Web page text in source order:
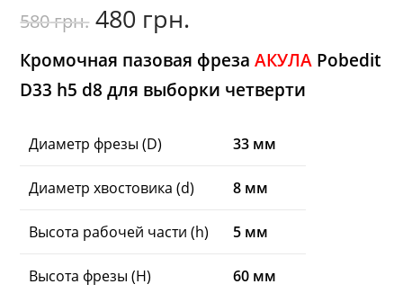
580грн. Первоначальная
цена
составляла
480 грн.
Кромочная пазовая фрезаАКУЛА Pobedit
D33 h5 d8 для выборки четверти
Диаметр фрезы (D) 33 мм
Диаметр хвостовика (d) 8 мм
Высота рабочей части (h) 5 мм
Высота фрезы (H) 60 мм